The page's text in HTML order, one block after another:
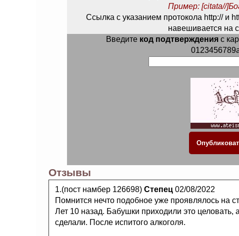
Пример: [citata//
Ссылка с указанием протокола http:// и
навешивается на
Введите код подтвержденияс
Отзывы
1.(пост намбер 126698) Степец 02/08/2022
Помнится нечто подобное уже проявлялось на
Лет 10 назад. Бабушки приходили это целовать,
сделали. После испитого алкоголя.